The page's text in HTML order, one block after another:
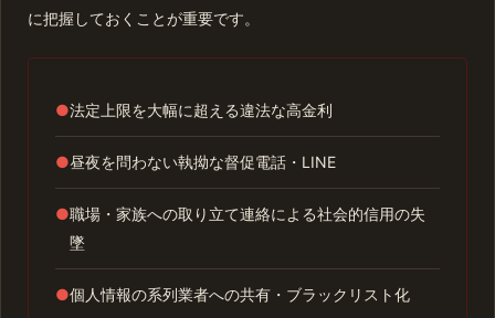
に把握しておくことが重要です。
●法定上限を大幅に超える違法な高金利
●昼夜を問わない執拗な督促電話・LINE
●職場・家族への取り立て連絡による社会的信用の失
墜
●個人情報の系列業者への共有・ブラックリスト化